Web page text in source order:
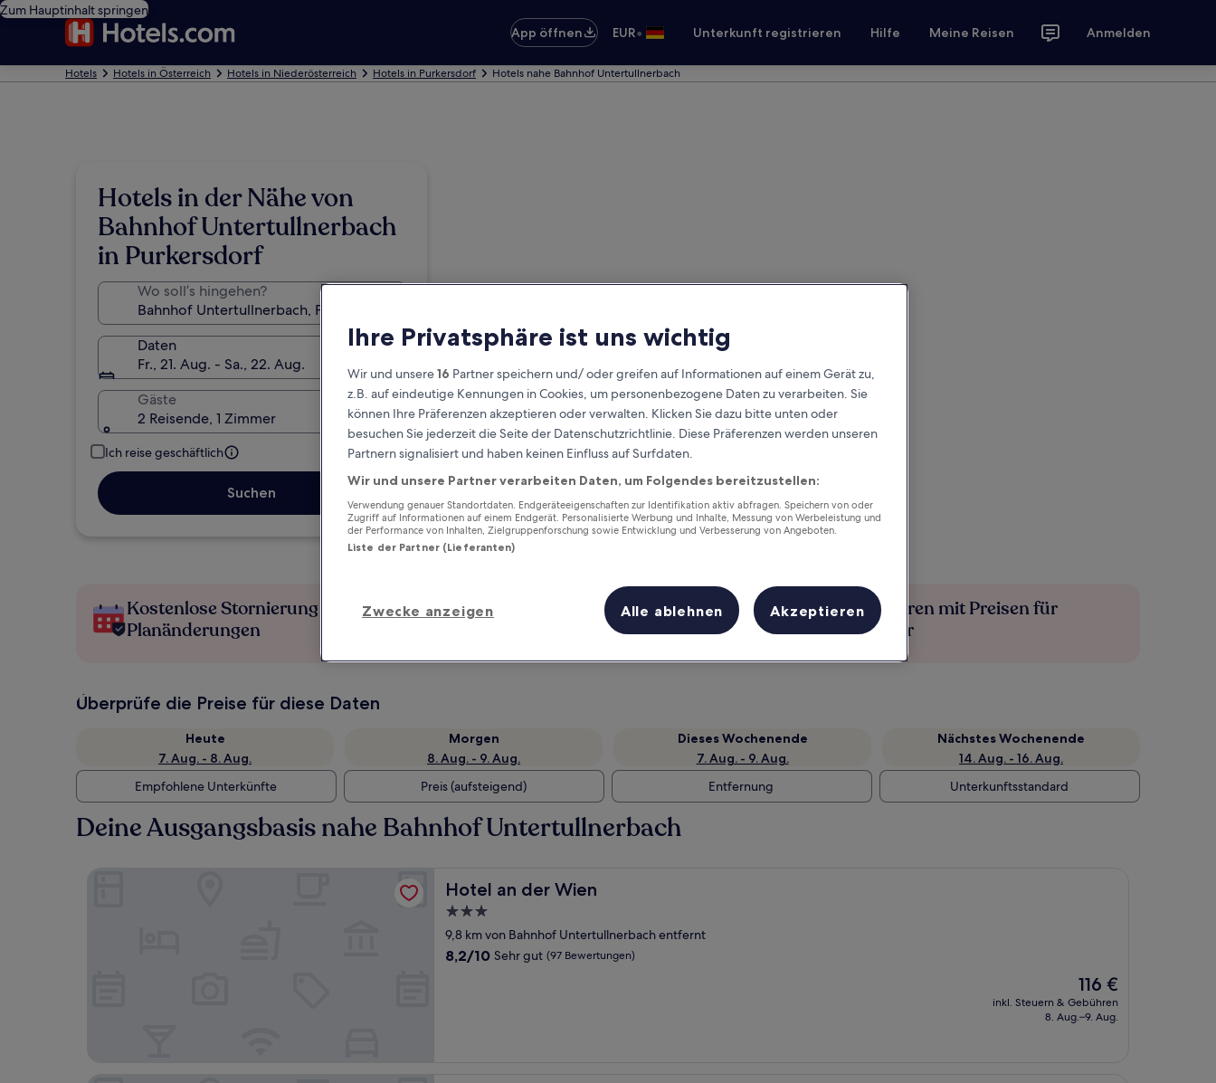
Zum Hauptinhalt springen
App öffnen
EUR• Unterkunft registrieren Hilfe Meine Reisen Anmelden
Hotels Hotels in Österreich Hotels in Niederösterreich Hotels in Purkersdorf Hotels nahe Bahnhof Untertullnerbach
Hotels in der Nähe von
Bahnhof Untertullnerbach
in Purkersdorf
Wo soll’s hingehen?
Daten
Fr., 21. Aug. - Sa., 22. Aug.
Gäste
2 Reisende, 1 Zimmer
Ich reise geschäftlich
Suchen
Kostenlose Stornierung bei
Planänderungen
Verdiene Prämien für jede
wahrgenommene Übernachtung
Mehr sparen mit Preisen für
Mitglieder
Überprüfe die Preise für diese Daten
Heute
7. Aug. - 8. Aug.
Morgen
8. Aug. - 9. Aug.
Dieses Wochenende
7. Aug. - 9. Aug.
Nächstes Wochenende
14. Aug. - 16. Aug.
Empfohlene Unterkünfte
Preis (aufsteigend) Entfernung Unterkunftsstandard
Deine Ausgangsbasis nahe Bahnhof Untertullnerbach
Hotel an der Wien
Hotel an der Wien
3.0-
Sterne-
Unterkunft
9,8 km von Bahnhof Untertullnerbach entfernt
8.2
8,2/10 Sehr gut (97 Bewertungen)
Der
Preis
beträgt
116 €
inkl. Steuern & Gebühren
8. Aug.–9. Aug.
Ihre Privatsphäre ist uns wichtig
Wir und unsere16 Partner speichern und/ oder greifen auf Informationen auf einem Gerät zu,
z.B. auf eindeutige Kennungen in Cookies, um personenbezogene Daten zu verarbeiten. Sie
können Ihre Präferenzen akzeptieren oder verwalten. Klicken Sie dazu bitte unten oder
besuchen Sie jederzeit die Seite der Datenschutzrichtlinie. Diese Präferenzen werden unseren
Partnern signalisiert und haben keinen Einfluss auf Surfdaten.
Wir und unsere Partner verarbeiten Daten, um Folgendes bereitzustellen:
Verwendung genauer Standortdaten. Endgeräteeigenschaften zur Identifikation aktiv abfragen. Speichern von oder
Zugriff auf Informationen auf einem Endgerät. Personalisierte Werbung und Inhalte, Messung von Werbeleistung und
der Performance von Inhalten, Zielgruppenforschung sowie Entwicklung und Verbesserung von Angeboten.
Liste der Partner (Lieferanten)
Zwecke anzeigen Alle ablehnen Akzeptieren